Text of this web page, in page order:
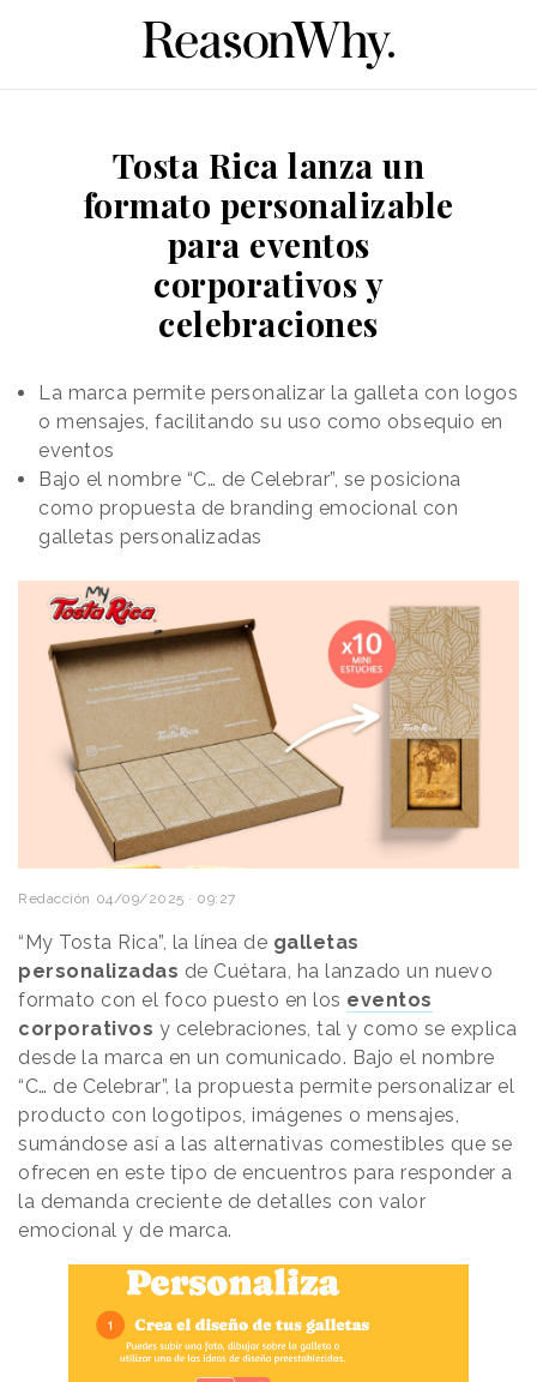
Tosta Rica lanza un
formato personalizable
para eventos
corporativos y
celebraciones
La marca permite personalizar la galleta con logos
o mensajes, facilitando su uso como obsequio en
eventos
Bajo el nombre “C… de Celebrar”, se posiciona
como propuesta de branding emocional con
galletas personalizadas
Redacción 04/09/2025 · 09:27
“My Tosta Rica”, la línea de galletas
personalizadas de Cuétara, ha lanzado un nuevo
formato con el foco puesto en los eventos
corporativos y celebraciones, tal y como se explica
desde la marca en un comunicado. Bajo el nombre
“C… de Celebrar”, la propuesta permite personalizar el
producto con logotipos, imágenes o mensajes,
sumándose así a las alternativas comestibles que se
ofrecen en este tipo de encuentros para responder a
la demanda creciente de detalles con valor
emocional y de marca.